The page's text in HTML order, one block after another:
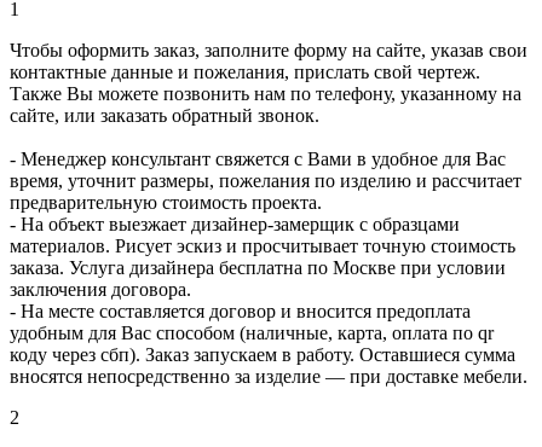
1
Чтобы оформить заказ, заполните форму на сайте, указав свои
контактные данные и пожелания, прислать свой чертеж.
Также Вы можете позвонить нам по телефону, указанному на
сайте, или заказать обратный звонок.
- Менеджер консультант свяжется с Вами в удобное для Вас
время, уточнит размеры, пожелания по изделию и рассчитает
предварительную стоимость проекта.
- На объект выезжает дизайнер-замерщик с образцами
материалов. Рисует эскиз и просчитывает точную стоимость
заказа. Услуга дизайнера бесплатна по Москве при условии
заключения договора.
- На месте составляется договор и вносится предоплата
удобным для Вас способом (наличные, карта, оплата по qr
коду через сбп). Заказ запускаем в работу. Оставшиеся сумма
вносятся непосредственно за изделие — при доставке мебели.
2